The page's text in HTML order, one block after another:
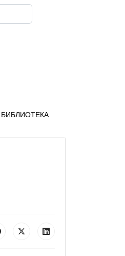
БИБЛИОТЕКА